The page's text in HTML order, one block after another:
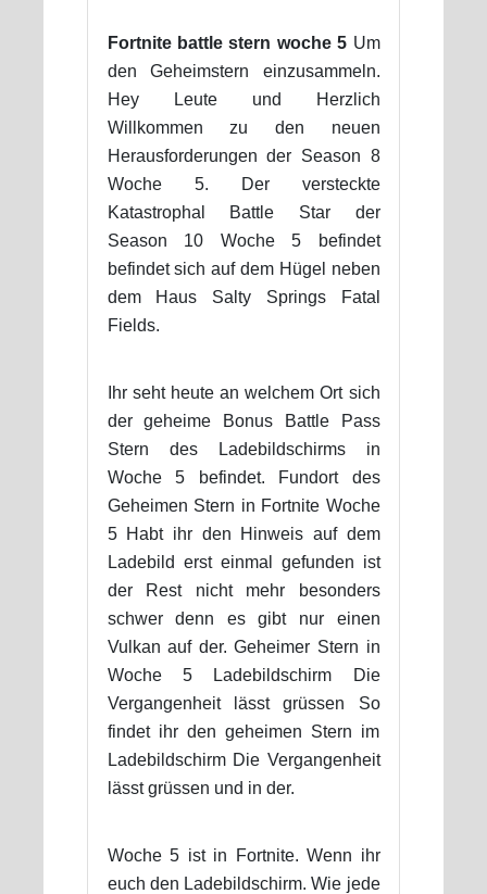
Fortnite battle stern woche 5 Um
den Geheimstern einzusammeln.
Hey Leute und Herzlich
Willkommen zu den neuen
Herausforderungen der Season 8
Woche 5. Der versteckte
Katastrophal Battle Star der
Season 10 Woche 5 befindet
befindet sich auf dem Hügel neben
dem Haus Salty Springs Fatal
Fields.
Ihr seht heute an welchem Ort sich
der geheime Bonus Battle Pass
Stern des Ladebildschirms in
Woche 5 befindet. Fundort des
Geheimen Stern in Fortnite Woche
5 Habt ihr den Hinweis auf dem
Ladebild erst einmal gefunden ist
der Rest nicht mehr besonders
schwer denn es gibt nur einen
Vulkan auf der. Geheimer Stern in
Woche 5 Ladebildschirm Die
Vergangenheit lässt grüssen So
findet ihr den geheimen Stern im
Ladebildschirm Die Vergangenheit
lässt grüssen und in der.
Woche 5 ist in Fortnite. Wenn ihr
euch den Ladebildschirm. Wie jede